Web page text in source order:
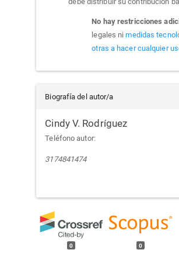
No hay restricciones
legales nimedidas
otras a hacer cualquier
Biografía del autor/a
Cindy V. Rodríguez
Teléfono autor:
3174841474
0 0